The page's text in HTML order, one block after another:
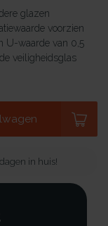
glazen
voorzien
U-waarde van 0,5
veiligheidsglas
in huis!